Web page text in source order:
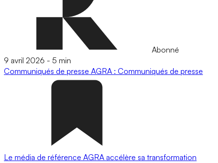
Abonné
9 avril 2026 - 5 min
Communiqués de presse AGRA : Communiqués de presse
Le média de référence AGRA accélère sa transformation